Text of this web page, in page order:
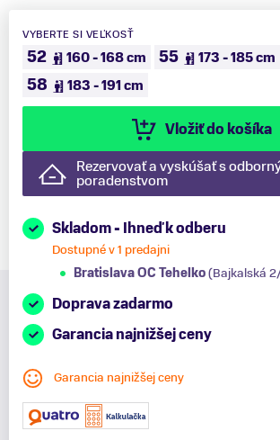
VYBERTE SI VEĽKOSŤ
52 160 - 168 cm 55 173 - 185 cm
58 183 - 191 cm
Vložiť do košíka
Rezervovať a vyskúšať s
poradenstvom
Skladom - Ihneď k odberu
Dostupné v 1 predajni
Bratislava OC Tehelko(Bajkalská
Doprava zadarmo
Garancia najnižšej ceny
Garancia najnižšej ceny